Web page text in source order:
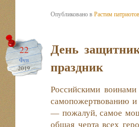
Опубликовано вРастим
22
Фев
2019
День
праздник
Российскими
самопожертвованию
— пожалуй, самое
общая черта всех